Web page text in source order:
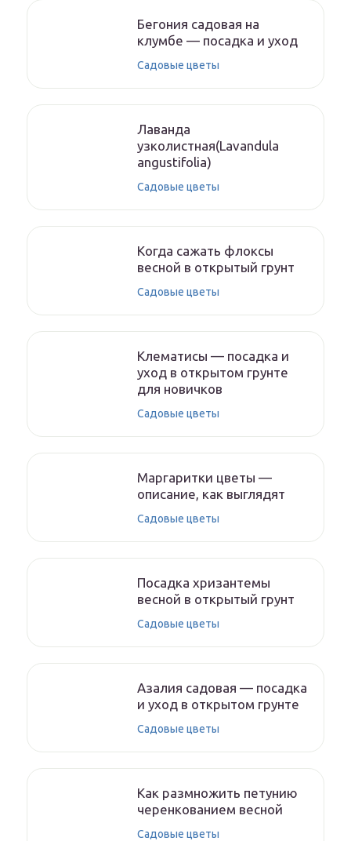
Бегония садовая на
клумбе — посадка и уход
Садовые цветы
Лаванда
узколистная(Lavandula
angustifolia)
Садовые цветы
Когда сажать флоксы
весной в открытый грунт
Садовые цветы
Клематисы — посадка и
уход в открытом грунте
для новичков
Садовые цветы
Маргаритки цветы —
описание, как выглядят
Садовые цветы
Посадка хризантемы
весной в открытый грунт
Садовые цветы
Азалия садовая — посадка
и уход в открытом грунте
Садовые цветы
Как размножить петунию
черенкованием весной
Садовые цветы